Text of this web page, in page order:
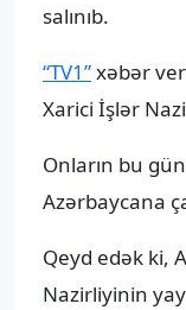
salınıb.
“TV1”xəbər
Xarici İşlər
Onların bu
Azərbaycana
Qeyd edək ki,
Nazirliyinin